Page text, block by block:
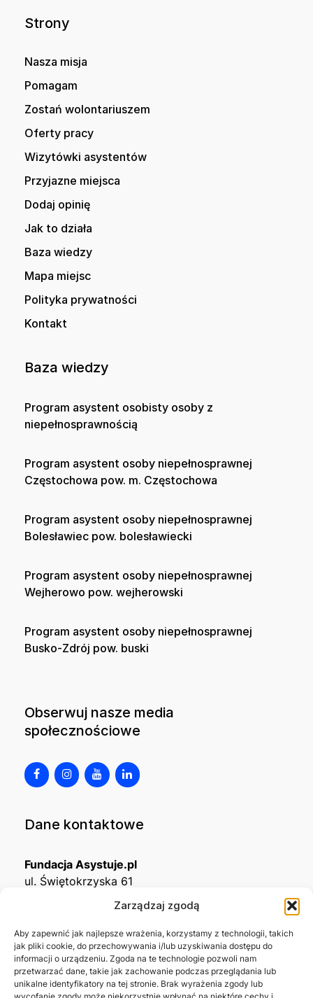
Zarządzaj zgodą
Aby zapewnić jak najlepsze wrażenia, korzystamy z technologii, takich
jak pliki cookie, do przechowywania i/lub uzyskiwania dostępu do
informacji o urządzeniu. Zgoda na te technologie pozwoli nam
przetwarzać dane, takie jak zachowanie podczas przeglądania lub
unikalne identyfikatory na tej stronie. Brak wyrażenia zgody lub
Strony
Nasza misja
Pomagam
Zostań wolontariuszem
Oferty pracy
Wizytówki asystentów
Przyjazne miejsca
Dodaj opinię
Jak to działa
Baza wiedzy
Mapa miejsc
Polityka prywatności
Kontakt
Baza wiedzy
Program asystent osobisty osoby z
niepełnosprawnością
Program asystent osoby niepełnosprawnej
Częstochowa pow. m. Częstochowa
Program asystent osoby niepełnosprawnej
Bolesławiec pow. bolesławiecki
Program asystent osoby niepełnosprawnej
Wejherowo pow. wejherowski
Program asystent osoby niepełnosprawnej
Busko-Zdrój pow. buski
Obserwuj nasze media
społecznościowe
Dane kontaktowe
Fundacja Asystuje.pl
ul. Świętokrzyska 61
KRS0001215994
NIP5492488380
REGON543667703